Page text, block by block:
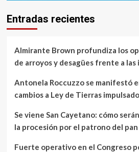
Entradas recientes
Almirante Brown profundiza los
de arroyos y desagües frente a las
Antonela Roccuzzo se manifestó
cambios a Ley de Tierras
Se viene San Cayetano: cómo
la procesión por el patrono del
Fuerte operativo en el Congreso